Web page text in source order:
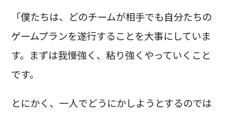
「僕たちは、どのチームが相手でも自分たちの
ゲームプランを遂行することを大事にしていま
す。まずは我慢強く、粘り強くやっていくこと
です。
とにかく、一人でどうにかしようとするのでは